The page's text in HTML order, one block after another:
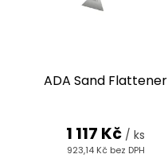
ADA Sand Flattener
923,14 Kč bez DPH
1 117 Kč / ks